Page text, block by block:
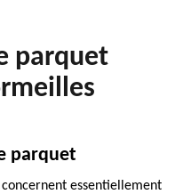
parquet
parquet
essentiellement